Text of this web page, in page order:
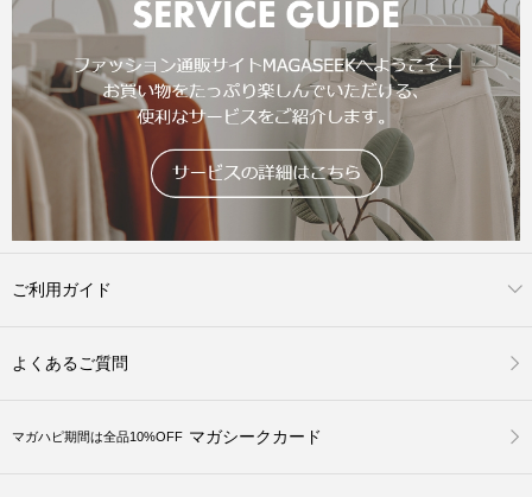
ご利用ガイド
よくあるご質問
マガハピ期間は全品10%OFF マガシークカード